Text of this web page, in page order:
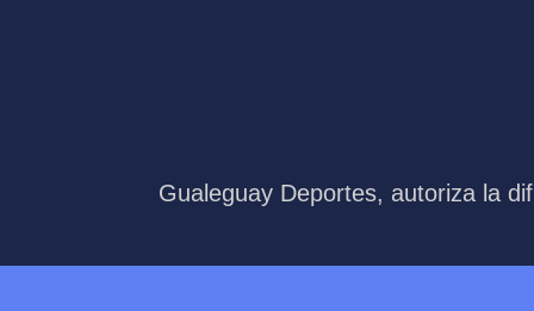
Gualeguay Deportes, autoriza la